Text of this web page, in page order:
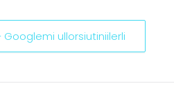
Googlemi ullorsiutiniilerli